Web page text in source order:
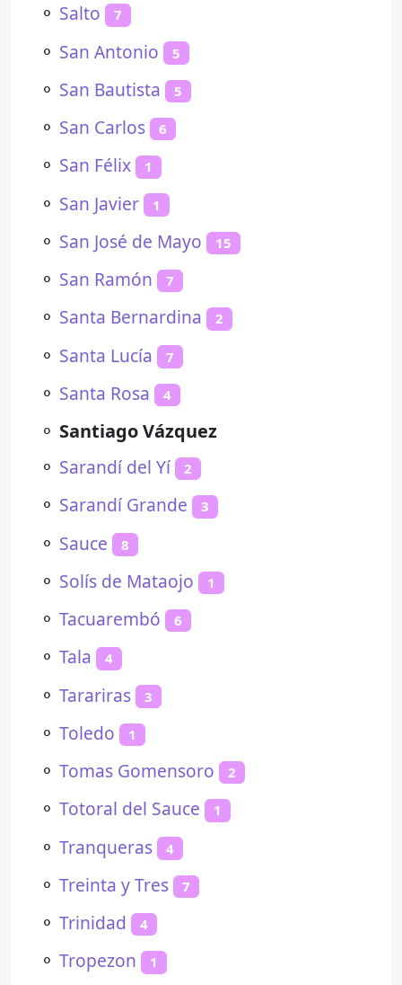
⚬ Salto 7
⚬ San Antonio 5
⚬ San Bautista 5
⚬ San Carlos 6
⚬ San Félix 1
⚬ San Javier 1
⚬ San José de Mayo 15
⚬ San Ramón 7
⚬ Santa Bernardina 2
⚬ Santa Lucía 7
⚬ Santa Rosa 4
⚬ Santiago Vázquez
⚬ Sarandí del Yí 2
⚬ Sarandí Grande 3
⚬ Sauce 8
⚬ Solís de Mataojo 1
⚬ Tacuarembó 6
⚬ Tala 4
⚬ Tarariras 3
⚬ Toledo 1
⚬ Tomas Gomensoro 2
⚬ Totoral del Sauce 1
⚬ Tranqueras 4
⚬ Treinta y Tres 7
⚬ Trinidad 4
⚬ Tropezon 1